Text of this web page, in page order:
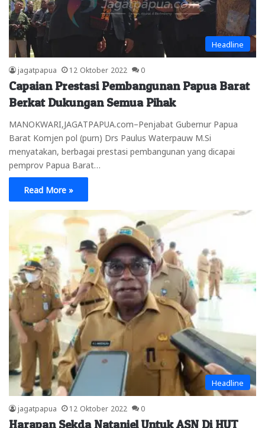
Headline
jagatpapua 12 Oktober 2022 0
Capaian Prestasi Pembangunan Papua Barat
Berkat Dukungan Semua Pihak
MANOKWARI,JAGATPAPUA.com–Penjabat Gubernur Papua
Barat Komjen pol (purn) Drs Paulus Waterpauw M.Si
menyatakan, berbagai prestasi pembangunan yang dicapai
pemprov Papua Barat…
Read More »
Headline
jagatpapua 12 Oktober 2022 0
Harapan Sekda Nataniel Untuk ASN Di HUT